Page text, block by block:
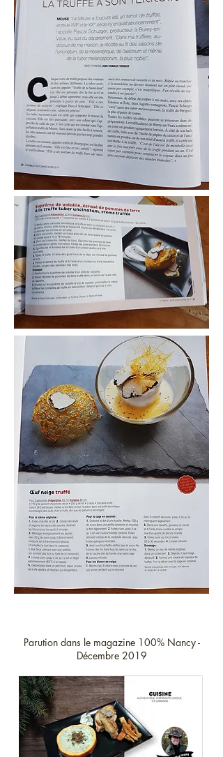
Parution dans le magazine 100% Nancy -
Décembre 2019